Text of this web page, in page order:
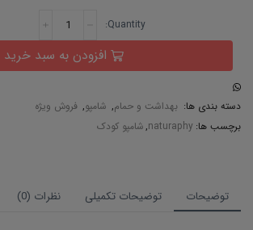
افزودن به سبد خرید
دسته بندی ها: بهداشت و حمام, شامپو, فروش ویژه
برچسب ها: naturaphy
, شامپو کودک
توضیحات توضیحات تکمیلی نظرات (0)